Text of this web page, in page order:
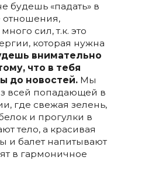
будешь «падать» в
отношения,
сил, т.к. это
которая нужна
внимательно
что в тебя
до новостей.Мы
всей попадающей в
где свежая зелень,
и прогулки в
тело, а красивая
и балет напитывают
в гармоничное